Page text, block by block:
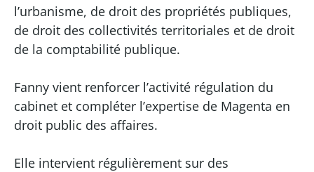
l’urbanisme, de droit des propriétés publiques,
de droit des collectivités territoriales et de droit
de la comptabilité publique.
Fanny vient renforcer l’activité régulation du
cabinet et compléter l’expertise de Magenta en
droit public des affaires.
Elle intervient régulièrement sur des